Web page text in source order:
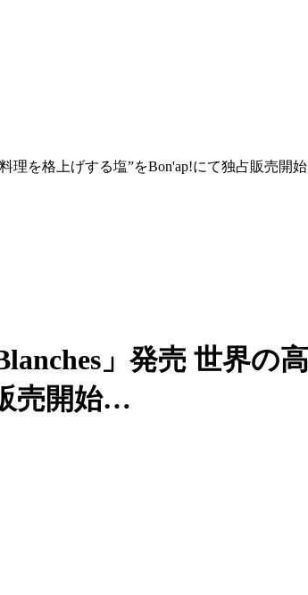
理を格上げする塩”をBon'ap!にて独占販売開
」発売 世界の
売開始…